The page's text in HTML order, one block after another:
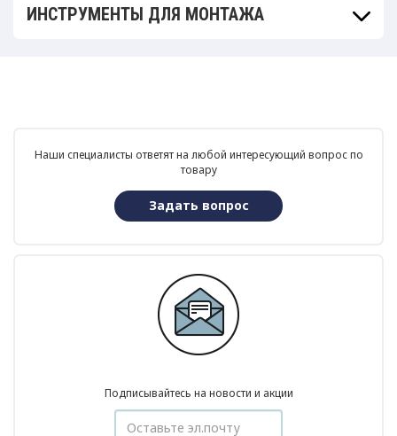
ИНСТРУМЕНТЫ ДЛЯ МОНТАЖА
Наши специалисты ответят на любой интересующий вопрос по
товару
Задать вопрос
Подписывайтесь на новости и акции